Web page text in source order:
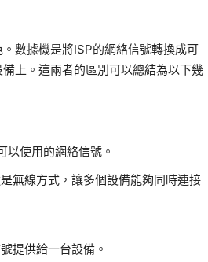
數據機是將ISP的網絡信號轉換成可
上。這兩者的區別可以總結為以下幾
以使用的網絡信號。
無線方式，讓多個設備能夠同時連接
提供給一台設備。